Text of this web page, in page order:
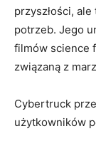
przyszłości,
potrzeb. Jego
filmów science
związaną‌ z
Cybertruck
użytkowników